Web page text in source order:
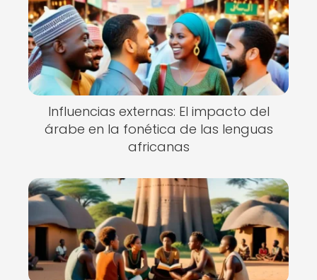
Influencias externas: El impacto del
árabe en la fonética de las lenguas
africanas